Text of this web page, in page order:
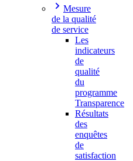
Mesure
de la qualité
de service
Les
indicateurs
de
qualité
du
programme
Transparence
Résultats
des
enquêtes
de
satisfaction